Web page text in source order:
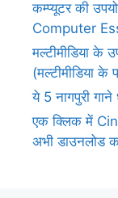
कम्प्यूटर की
Computer
मल्टीमीडिया के
(मल्टीमीडिया के
ये 5 नागपुरी
एक क्लिक में
अभी डाउनलोड